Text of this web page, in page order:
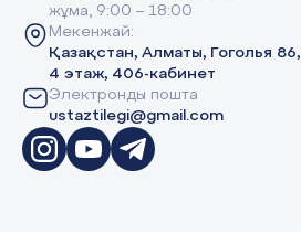
жұма, 9:00 – 18:00
Мекенжай:
Қазақстан, Алматы, Гоголья 86,
4 этаж, 406-кабинет
Электронды пошта
ustaztilegi@gmail.com